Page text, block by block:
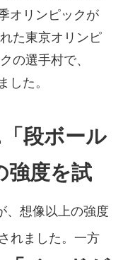
オリンピックが
た東京オリンピ
の選手村で、
した。
「段ボール
強度を試
、想像以上の強度
れました。一方